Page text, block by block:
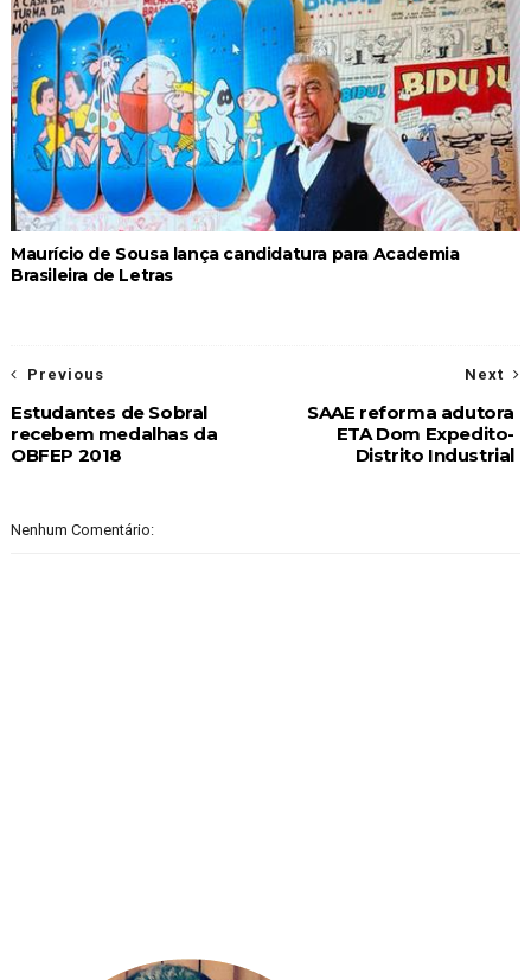
Maurício de Sousa lança candidatura para Academia
Brasileira de Letras
Next
SAAE reforma adutora
ETA Dom Expedito-
Distrito Industrial
Previous
Estudantes de Sobral
recebem medalhas da
OBFEP 2018
Nenhum Comentário: